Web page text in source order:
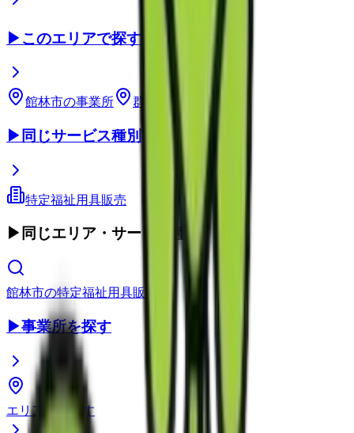
▶このエリアで探す
館林市の事業所 群馬県の事業所
▶ 同じサービス種別
特定福祉用具販売
▶ 同じエリア・サービス種別
館林市の特定福祉用具販売
▶事業所を探す
エリアから探す